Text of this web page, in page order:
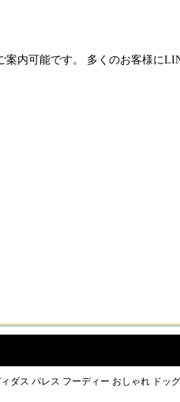
内可能です。 多くのお客様に
ダス パレス フーディー おしゃれ ドッ